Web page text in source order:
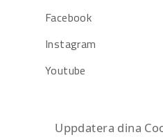
Facebook
Instagram
Youtube
Uppdatera dina